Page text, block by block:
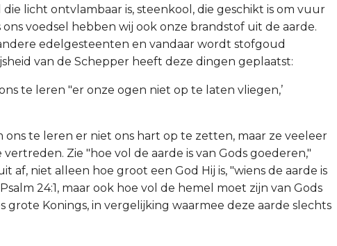
licht ontvlambaar is, steenkool, die geschikt is om vuur
voedsel hebben wij ook onze brandstof uit de aarde.
edelgesteenten en vandaar wordt stofgoud
van de Schepper heeft deze dingen geplaatst:
te leren "er onze ogen niet op te laten vliegen,’
ons te leren er niet ons hart op te zetten, maar ze veeleer
Zie "hoe vol de aarde is van Gods goederen,"
af, niet alleen hoe groot een God Hij is, "wiens de aarde is
24:1, maar ook hoe vol de hemel moet zijn van Gods
grote Konings, in vergelijking waarmee deze aarde slechts